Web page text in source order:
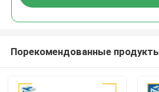
Порекомендованные